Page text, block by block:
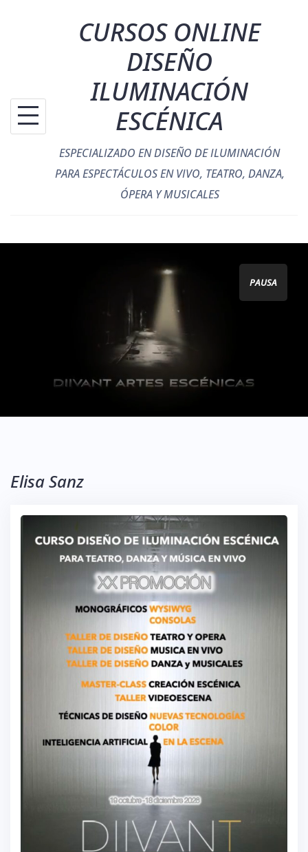
CURSOS ONLINE
DISEÑO
ILUMINACIÓN
ESCÉNICA
ESPECIALIZADO EN DISEÑO DE ILUMINACIÓN
PARA ESPECTÁCULOS EN VIVO, TEATRO, DANZA,
ÓPERA Y MUSICALES
PAUSA
Elisa Sanz